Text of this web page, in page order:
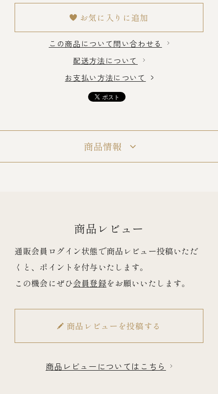
￥20,000～
伊勢海老料理一覧
季節限定商品
お気に入りに追加
この商品について問い合わせる
配送方法について
お支払い方法について
商品情報
商品レビュー
通販会員ログイン状態で商品レビュー投稿いただ
くと、ポイントを付与いたします。
この機会にぜひ会員登録をお願いいたします。
商品レビューを投稿する
商品レビューについてはこちら